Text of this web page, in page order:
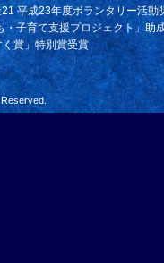
平成23年度ボランタリー活動
子育て支援プロジェクト」助
賞」特別賞受賞